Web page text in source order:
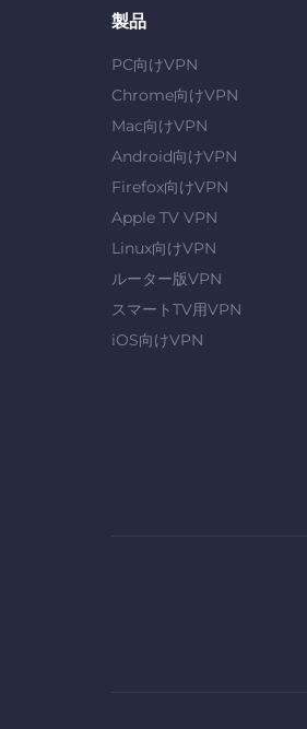
製品
PC向けVPN
Chrome向けVPN
Mac向けVPN
Android向けVPN
Firefox向けVPN
Apple TV VPN
Linux向けVPN
ルーター版VPN
スマートTV用VPN
iOS向けVPN